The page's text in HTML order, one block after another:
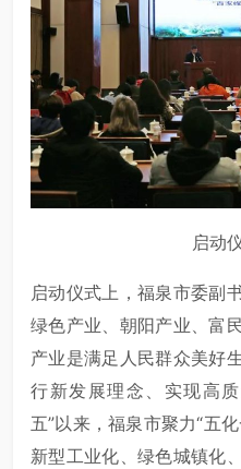
启动
启动仪式上，福泉市委副
绿色产业、朝阳产业、富
产业是满足人民群众美好
行新发展理念、实现高
五”以来，福泉市聚力“五
新型工业化、绿色城镇化